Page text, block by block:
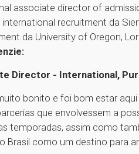
associate director of
recruitment da
da University of Oregon,
Director - International,
bonito e foi bom estar
que envolvessem a
temporadas, assim como
Brasil como um destino para